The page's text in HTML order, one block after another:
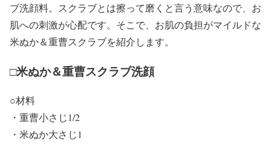
ブ洗顔料。スクラブとは擦って磨くと言う意味なので、お
肌への刺激が心配です。そこで、お肌の負担がマイルドな
米ぬか＆重曹スクラブを紹介します。
□米ぬか＆重曹スクラブ洗顔
○材料
・重曹小さじ1/2
・米ぬか大さじ1